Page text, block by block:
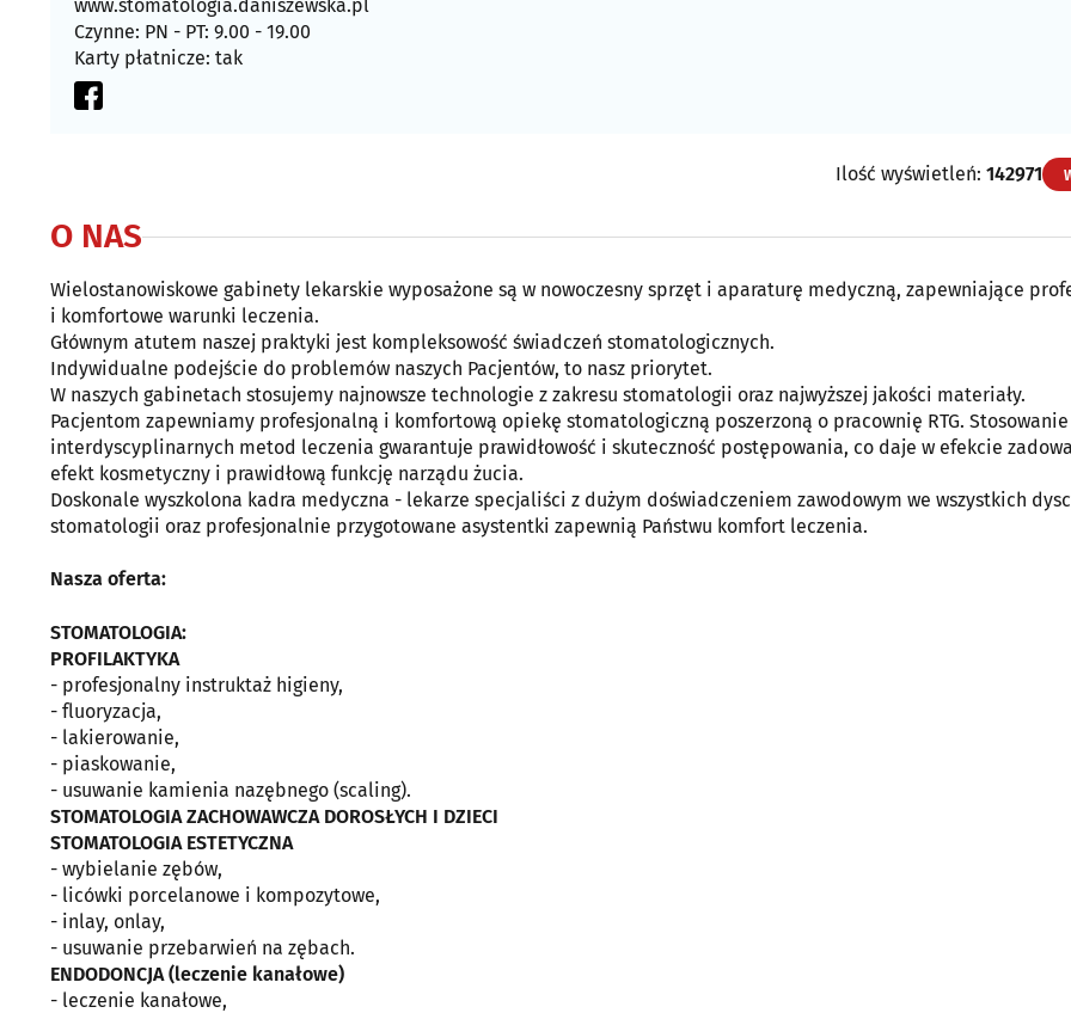
www.stomatologia.daniszewska.pl
Czynne: PN - PT: 9.00 - 19.00
Karty płatnicze: tak
Ilość wyświetleń: 142971
O NAS
Wielostanowiskowe gabinety lekarskie wyposażone są w nowoczesny sprzęt i aparaturę medyczną, zapewniające
i komfortowe warunki leczenia.
Głównym atutem naszej praktyki jest kompleksowość świadczeń stomatologicznych.
Indywidualne podejście do problemów naszych Pacjentów, to nasz priorytet.
W naszych gabinetach stosujemy najnowsze technologie z zakresu stomatologii oraz najwyższej jakości materiały.
Pacjentom zapewniamy profesjonalną i komfortową opiekę stomatologiczną poszerzoną o pracownię RTG. Stosowanie
interdyscyplinarnych metod leczenia gwarantuje prawidłowość i skuteczność postępowania, co daje w efekcie
efekt kosmetyczny i prawidłową funkcję narządu żucia.
Doskonale wyszkolona kadra medyczna - lekarze specjaliści z dużym doświadczeniem zawodowym we wszystkich
stomatologii oraz profesjonalnie przygotowane asystentki zapewnią Państwu komfort leczenia.
Nasza oferta:
STOMATOLOGIA:
PROFILAKTYKA
- profesjonalny instruktaż higieny,
- fluoryzacja,
- lakierowanie,
- piaskowanie,
- usuwanie kamienia nazębnego (scaling).
STOMATOLOGIA ZACHOWAWCZA DOROSŁYCH I DZIECI
STOMATOLOGIA ESTETYCZNA
- wybielanie zębów,
- licówki porcelanowe i kompozytowe,
- inlay, onlay,
- usuwanie przebarwień na zębach.
ENDODONCJA (leczenie kanałowe)
- leczenie kanałowe,